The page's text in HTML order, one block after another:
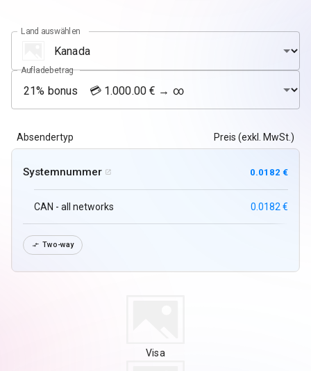
Land auswählen
Aufladebetrag
Absendertyp Preis (exkl. MwSt.)
Systemnummer  0.0182 €
CAN - all networks 0.0182 €
 Two-way
Visa